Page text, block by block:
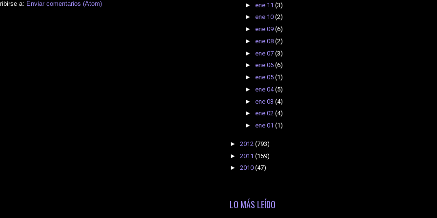
a: Enviar comentarios (Atom)
►ene 11(3)
►ene 10(2)
►ene 09(6)
►ene 08(2)
►ene 07(3)
►ene 06(6)
►ene 05(1)
►ene 04(5)
►ene 03(4)
►ene 02(4)
►ene 01(1)
► 2012 (793)
► 2011 (159)
► 2010 (47)
LO MÁS LEÍDO